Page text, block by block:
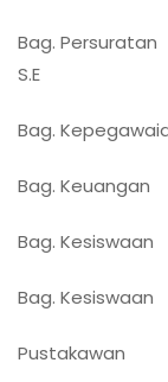
Bag.
S.E
Bag.
Bag.
Bag.
Bag.